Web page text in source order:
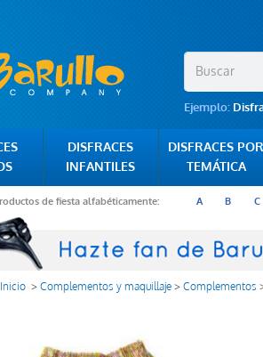
Ejemplo:
DISFRACES
INFANTILES
DISFRACES POR
TEMÁTICA
de fiesta alfabéticamente: A B C
Inicio >Complementos y maquillaje>Complementos